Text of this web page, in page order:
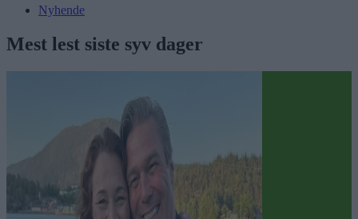
Nyhende
Mest lest siste syv dager